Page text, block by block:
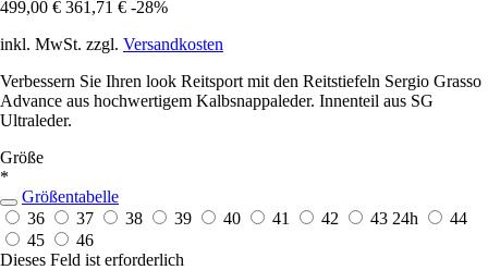
499,00 € 361,71 € -28%
inkl. MwSt. zzgl. Versandkosten
Verbessern Sie Ihren look Reitsport mit den Reitstiefeln Sergio Grasso
Advance aus hochwertigem Kalbsnappaleder. Innenteil aus SG
Ultraleder.
Größe
*
Größentabelle
36
37 38 39 40 41 42 43 24h
44
45
46
Dieses Feld ist erforderlich